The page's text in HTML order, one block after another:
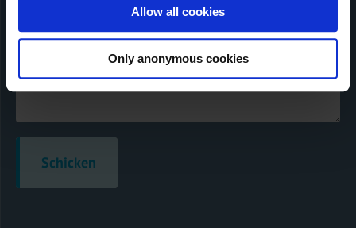
Allow all cookies
Only anonymous cookies
Nachricht
Schicken